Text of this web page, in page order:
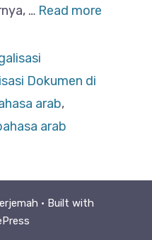
… Read more
Dokumen di
arab,
arab
• Built with